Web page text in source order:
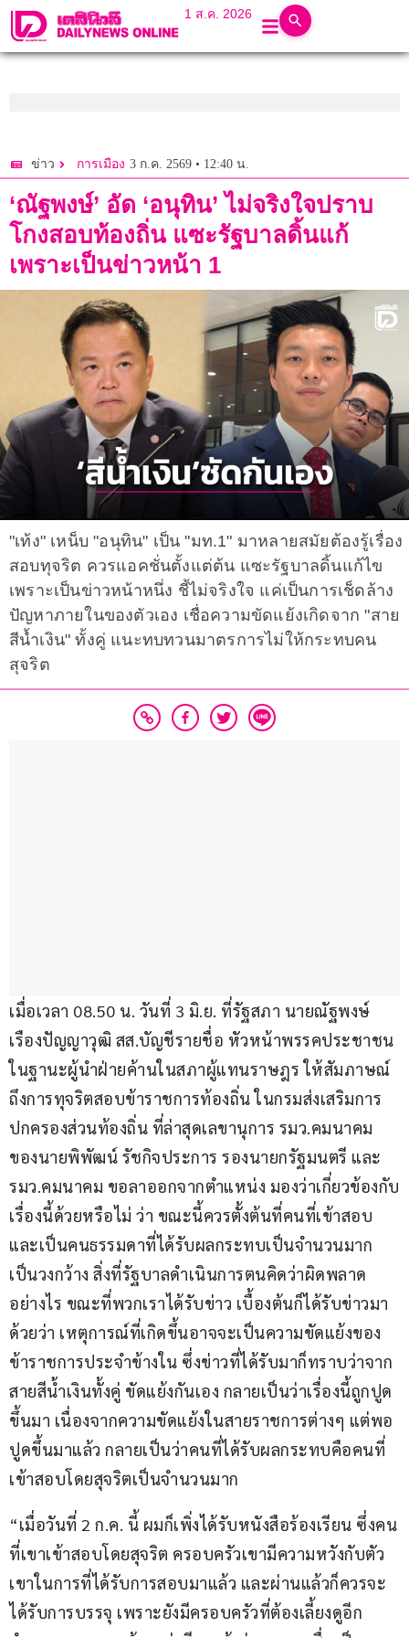
1 ส.ค. 2026
ข่าว การเมือง 3 ก.ค. 2569 • 12:40 น.
‘ณัฐพงษ์’ อัด ‘อนุทิน’ ไม่จริงใจปราบ
โกงสอบท้องถิ่น แซะรัฐบาลดิ้นแก้
เพราะเป็นข่าวหน้า 1
"เท้ง" เหน็บ "อนุทิน" เป็น "มท.1" มาหลายสมัยต้องรู้เรื่อง
สอบทุจริต ควรแอคชั่นตั้งแต่ต้น แซะรัฐบาลดิ้นแก้ไข
เพราะเป็นข่าวหน้าหนึ่ง ชี้ไม่จริงใจ แค่เป็นการเช็ดล้าง
ปัญหาภายในของตัวเอง เชื่อความขัดแย้งเกิดจาก "สาย
สีน้ำเงิน" ทั้งคู่ แนะทบทวนมาตรการไม่ให้กระทบคน
สุจริต
เมื่อเวลา 08.50 น. วันที่ 3 มิ.ย. ที่รัฐสภา นายณัฐพงษ์
เรืองปัญญาวุฒิ สส.บัญชีรายชื่อ หัวหน้าพรรคประชาชน
ในฐานะผู้นำฝ่ายค้านในสภาผู้แทนราษฎร ให้สัมภาษณ์
ถึงการทุจริตสอบข้าราชการท้องถิ่น ในกรมส่งเสริมการ
ปกครองส่วนท้องถิ่น ที่ล่าสุดเลขานุการ รมว.คมนาคม
ของนายพิพัฒน์ รัชกิจประการ รองนายกรัฐมนตรี และ
รมว.คมนาคม ขอลาออกจากตำแหน่ง มองว่าเกี่ยวข้องกับ
เรื่องนี้ด้วยหรือไม่ ว่า ขณะนี้ควรตั้งต้นที่คนที่เข้าสอบ
และเป็นคนธรรมดาที่ได้รับผลกระทบเป็นจำนวนมาก
เป็นวงกว้าง สิ่งที่รัฐบาลดำเนินการตนคิดว่าผิดพลาด
อย่างไร ขณะที่พวกเราได้รับข่าว เบื้องต้นก็ได้รับข่าวมา
ด้วยว่า เหตุการณ์ที่เกิดขึ้นอาจจะเป็นความขัดแย้งของ
ข้าราชการประจำข้างใน ซึ่งข่าวที่ได้รับมาก็ทราบว่าจาก
สายสีน้ำเงินทั้งคู่ ขัดแย้งกันเอง กลายเป็นว่าเรื่องนี้ถูกปูด
ขึ้นมา เนื่องจากความขัดแย้งในสายราชการต่างๆ แต่พอ
ปูดขึ้นมาแล้ว กลายเป็นว่าคนที่ได้รับผลกระทบคือคนที่
เข้าสอบโดยสุจริตเป็นจำนวนมาก
“เมื่อวันที่ 2 ก.ค. นี้ ผมก็เพิ่งได้รับหนังสือร้องเรียน ซึ่งคน
ที่เขาเข้าสอบโดยสุจริต ครอบครัวเขามีความหวังกับตัว
เขาในการที่ได้รับการสอบมาแล้ว และผ่านแล้วก็ควรจะ
ได้รับการบรรจุ เพราะยังมีครอบครัวที่ต้องเลี้ยงดูอีก